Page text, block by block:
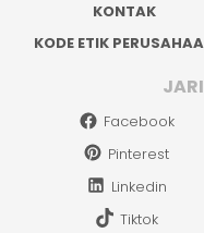
KONTAK
KODE ETIK
Facebook
Pinterest
Linkedin
Tiktok